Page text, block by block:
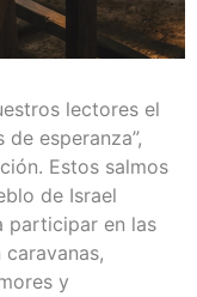
lectores el
esperanza”,
Estos salmos
de Israel
participar en las
y